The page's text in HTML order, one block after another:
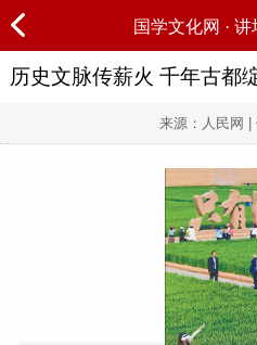
国学文化网 · 讲
历史文脉传薪火 千年古都
来源：人民网 |